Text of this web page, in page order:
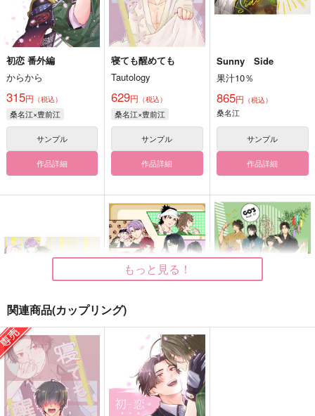
初恋 番外編
からから
315円 （税込）
桑名江×豊前江
サンプル
作品詳細
寝ても醒めても
Tautology
629円 （税込）
桑名江×豊前江
サンプル
作品詳細
Sunny Side
果汁10％
865円 （税込）
桑名江
サンプル
作品詳細
引力
果汁10％
590円（税込）
五月雨江×村雲江
小さい桑名と現代遠征
圧力鍋
472円（税込）
桑名江
もっと見る！
関連商品(カップリング)